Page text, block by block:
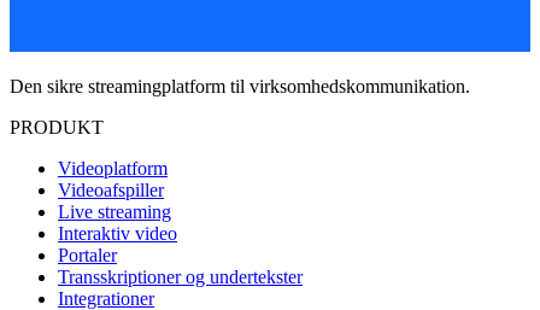
Den sikre streamingplatform til virksomhedskommunikation.
PRODUKT
Videoplatform
Videoafspiller
Live streaming
Interaktiv video
Portaler
Transskriptioner og undertekster
Integrationer